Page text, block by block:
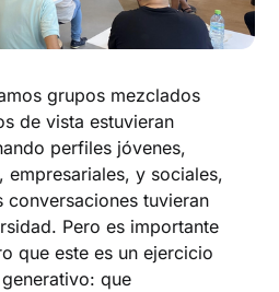
grupos mezclados
de vista estuvieran
perfiles jóvenes,
y sociales,
conversaciones tuvieran
Pero es importante
que este es un ejercicio
que